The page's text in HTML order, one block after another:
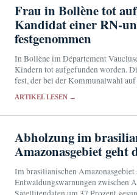
Frau in Bollène tot
Kandidat einer RN-
festgenommen
In Bollène im Département
Kindern tot aufgefunden worden.
fest, der bei der Kommunalwahl
ARTIKEL LESEN →
Abholzung im
Amazonasgebiet
Im brasilianischen Amazonasgebiet
Entwaldungswarnungen zwischen